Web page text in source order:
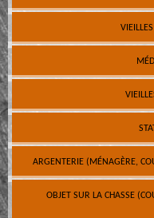
ARGENTERIE (MÉNAGÈRE,
OBJET SUR LA CHASSE